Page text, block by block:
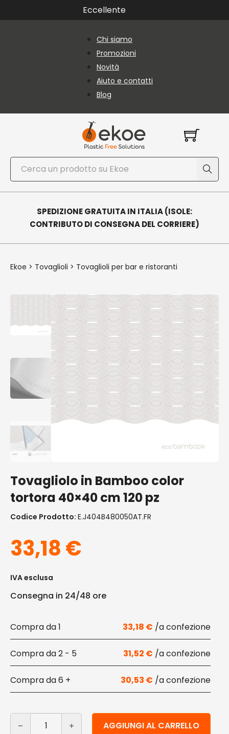
Vai al contenuto principale
Vai al piè di paginaEccellente
Chi siamo
Promozioni
Novità
Aiuto e contatti
Blog
Cerca
SPEDIZIONE GRATUITA IN ITALIA (ISOLE:
CONTRIBUTO DI CONSEGNA DEL CORRIERE)
Ekoe > Tovaglioli > Tovaglioli per bar e ristoranti
Tovagliolo in Bamboo color
tortora 40×40 cm 120 pz
Codice Prodotto: E.J404B480050AT.FR
33,18€
IVA esclusa
Consegna in 24/48 ore
1 33,18 €
2 - 5 31,52 €
6 + 30,53 €
Tovagliolo in Bamboo color tortora 40x40 cm 120 pz
AGGIUNGI AL CARRELLO
Alternative: